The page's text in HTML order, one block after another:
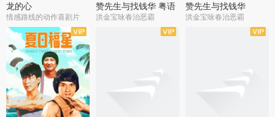
龙的心
情感路线的动作喜剧片
赞先生与找钱华 粤语
版
洪金宝咏春治恶霸
赞先生与找钱华
洪金宝咏春治恶霸